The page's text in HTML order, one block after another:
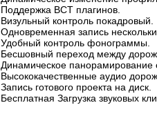
Поддержка ВСТ плагинов.
Визульный контроль покадровый.
Одновременная запись
Удобный контроль фонограммы.
Бесшовный переход между
Динамическое панорамирование
Высококачественные аудио
Запись готового проекта на диск.
Бесплатная Загрузка звуковых